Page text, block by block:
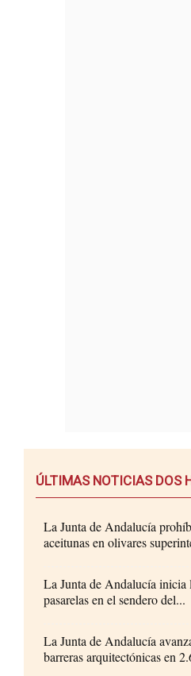
ÚLTIMAS NOTICIAS DOS
La Junta de Andalucía
aceitunas en olivares
La Junta de Andalucía inicia
pasarelas en el sendero del...
La Junta de Andalucía
barreras arquitectónicas en